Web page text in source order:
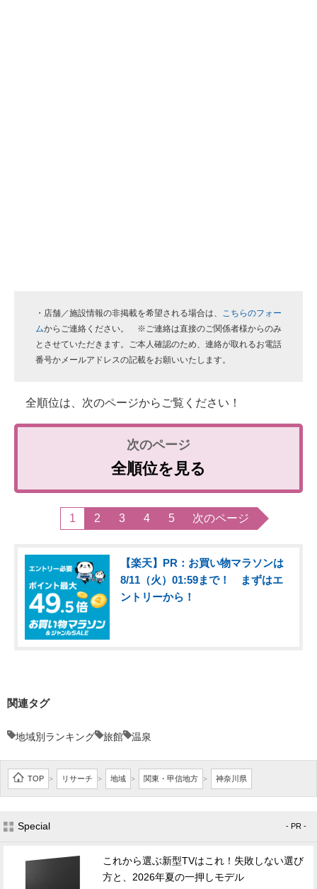
・店舗／施設情報の非掲載を希望される場合は、 こちらのフォー
ムからご連絡ください。 ※ご連絡は直接のご関係者様からのみ
とさせていただきます。ご本人確認のため、連絡が取れるお電話
番号かメールアドレスの記載をお願いいたします。
全順位は、次のページからご覧ください！
全順位を見る
1 2 3 4 5 次のページ
【楽天】PR：お買い物マラソンは
8/11（火）01:59まで！ まずはエ
ントリーから！
関連タグ
地域別ランキング 旅館 温泉
TOP > リサーチ > 地域 > 関東・甲信地方 > 神奈川県
Special - PR -
これから選ぶ新型TVはこれ！失敗しない選び
方と、2026年夏の一押しモデル